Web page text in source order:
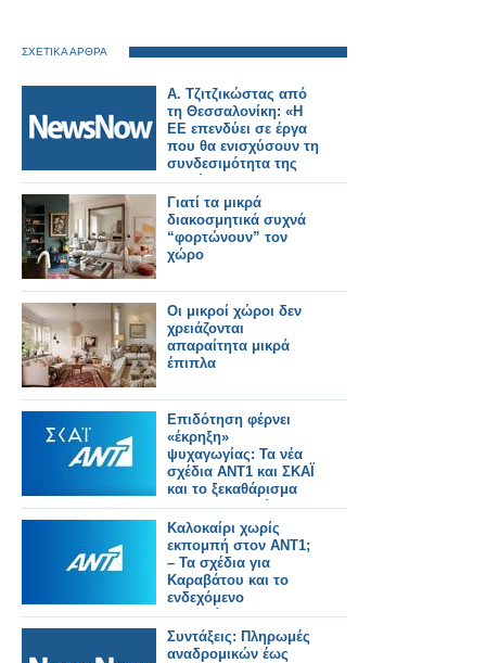
ΣΧΕΤΙΚΑ ΑΡΘΡΑ
Α. Τζιτζικώστας από
τη Θεσσαλονίκη: «Η
ΕΕ επενδύει σε έργα
που θα ενισχύσουν τη
συνδεσιμότητα της
Ευρώπης με τα
Δυτικά Βαλκάνια –
Περνάμε από τα
σχέδια στην πράξη».
Γιατί τα μικρά
διακοσμητικά συχνά
“φορτώνουν” τον
χώρο
Οι μικροί χώροι δεν
χρειάζονται
απαραίτητα μικρά
έπιπλα
Επιδότηση φέρνει
«έκρηξη»
ψυχαγωγίας: Τα νέα
σχέδια ΑΝΤ1 και ΣΚΑΪ
και το ξεκαθάρισμα
στα τηλεπαιχνίδια
Καλοκαίρι χωρίς
εκπομπή στον ΑΝΤ1;
– Τα σχέδια για
Καραβάτου και το
ενδεχόμενο
Φερεντίνου
Συντάξεις: Πληρωμές
αναδρομικών έως